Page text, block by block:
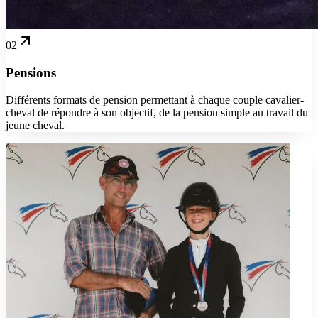
02
Pensions
Différents formats de pension permettant à chaque couple cavalier-
cheval de répondre à son objectif, de la pension simple au travail du
jeune cheval.